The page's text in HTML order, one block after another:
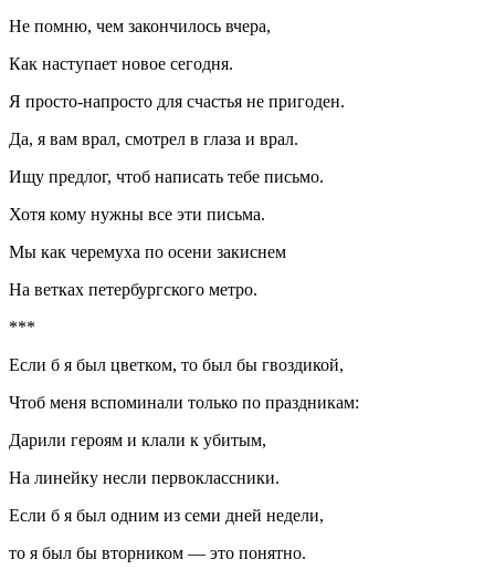
Не помню, чем закончилось вчера,
Как наступает новое сегодня.
Я просто-напросто для счастья не пригоден.
Да, я вам врал, смотрел в глаза и врал.
Ищу предлог, чтоб написать тебе письмо.
Хотя кому нужны все эти письма.
Мы как черемуха по осени закиснем
На ветках петербургского метро.
***
Если б я был цветком, то был бы гвоздикой,
Чтоб меня вспоминали только по праздникам:
Дарили героям и клали к убитым,
На линейку несли первоклассники.
Если б я был одним из семи дней недели,
то я был бы вторником — это понятно.